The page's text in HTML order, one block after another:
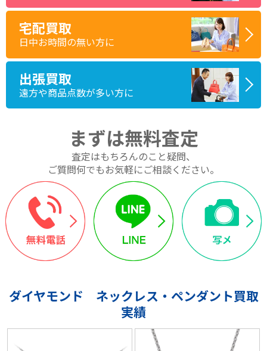
宅配買取
日中お時間の無い方に
出張買取
遠方や商品点数が多い方に
まずは無料査定
査定はもちろんのこと疑問、
ご質問何でもお気軽にご相談ください。
ダイヤモンド ネックレス・ペンダント買取
実績